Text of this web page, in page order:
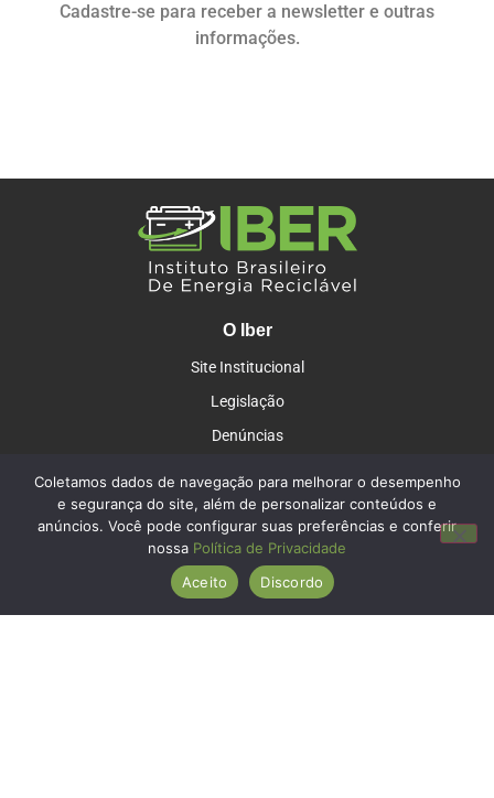
Cadastre-se para receber a newsletter e outras
informações.
O Iber
Site Institucional
Legislação
Denúncias
Contato
(15) 3357-8700
(15) 99835-0565
atendimento@iberbrasil.org.br
Você pode revogar seu consentimento a qualquer momento clicando no
link:
REVOGAR CONSENTIMENTO
Coletamos dados de navegação para melhorar o desempenho
e segurança do site, além de personalizar conteúdos e
anúncios. Você pode configurar suas preferências e conferir
nossa Política de Privacidade
Aceito
Discordo